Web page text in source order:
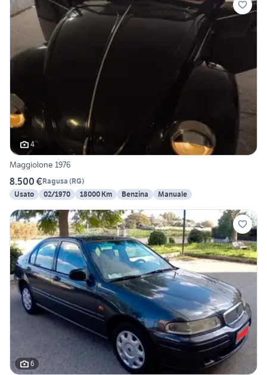
4
Maggiolone 1976
8.500 €Ragusa (RG)
Usato
02/1970 18000 Km Benzina Manuale
6